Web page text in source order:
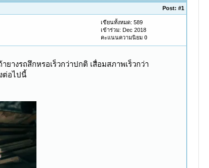
Post:#1
เขียนทั้งหมด: 589
เข้าร่วม: Dec 2018
คะแนนความนิยม0
ยางรถสึกหรอเร็วกว่าปกติ เสื่อมสภาพเร็วกว่า
ต่อไปนี้